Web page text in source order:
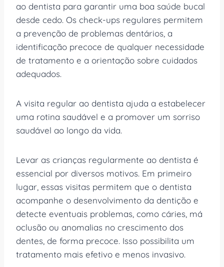
ao dentista para garantir uma boa saúde bucal
desde cedo. Os check-ups regulares permitem
a prevenção de problemas dentários, a
identificação precoce de qualquer necessidade
de tratamento e a orientação sobre cuidados
adequados.
A visita regular ao dentista ajuda a estabelecer
uma rotina saudável e a promover um sorriso
saudável ao longo da vida.
Levar as crianças regularmente ao dentista é
essencial por diversos motivos. Em primeiro
lugar, essas visitas permitem que o dentista
acompanhe o desenvolvimento da dentição e
detecte eventuais problemas, como cáries, má
oclusão ou anomalias no crescimento dos
dentes, de forma precoce. Isso possibilita um
tratamento mais efetivo e menos invasivo.